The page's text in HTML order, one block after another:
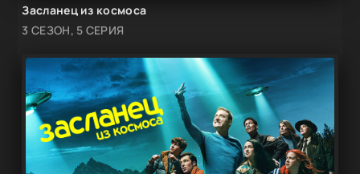
Засланец из космоса
3 СЕЗОН, 5 СЕРИЯ